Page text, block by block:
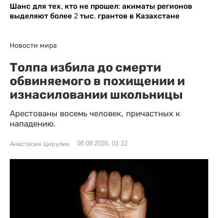
Шанс для тех, кто не прошел: акиматы регионов
выделяют более 2 тыс. грантов в Казахстане
Новости мира
Толпа избила до смерти
обвиняемого в похищении и
изнасиловании школьницы
Арестованы восемь человек, причастных к
нападению.
Анастасия Цирулик 08.08.2026, 01:22